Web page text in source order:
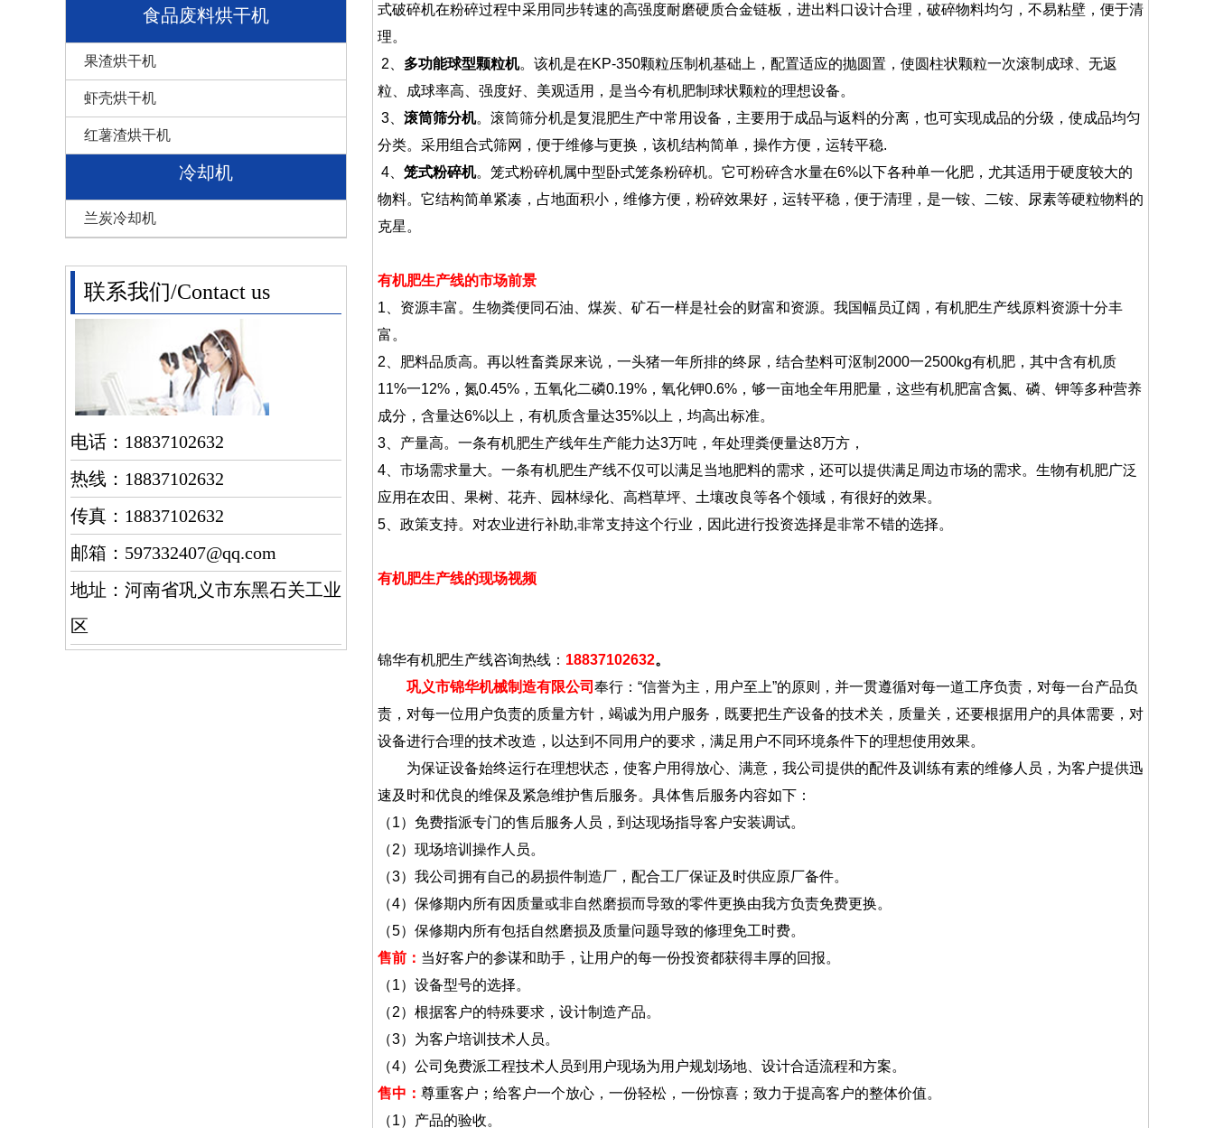
食品废料烘干机
果渣烘干机
虾壳烘干机
红薯渣烘干机
冷却机
兰炭冷却机
联系我们/Contact us
电话：18837102632
热线：18837102632
传真：18837102632
邮箱：597332407@qq.com
地址：河南省巩义市东黑石关工业
区
式破碎机在粉碎过程中采用同步转速的高强度耐磨硬质合金链板，进出料口设计合理，破碎物料均匀，不易粘壁，便于清
理。
2、 多功能球型颗粒机。该机是在KP-350颗粒压制机基础上，配置适应的抛圆置，使圆柱状颗粒一次滚制成球、无返
粒、成球率高、强度好、美观适用，是当今有机肥制球状颗粒的理想设备。
3、 滚筒筛分机。滚筒筛分机是复混肥生产中常用设备，主要用于成品与返料的分离，也可实现成品的分级，使成品均匀
分类。采用组合式筛网，便于维修与更换，该机结构简单，操作方便，运转平稳.
4、 笼式粉碎机。笼式粉碎机属中型卧式笼条粉碎机。它可粉碎含水量在6%以下各种单一化肥，尤其适用于硬度较大的
物料。它结构简单紧凑，占地面积小，维修方便，粉碎效果好，运转平稳，便于清理，是一铵、二铵、尿素等硬粒物料的
克星。
有机肥生产线的市场前景
1、资源丰富。生物粪便同石油、煤炭、矿石一样是社会的财富和资源。我国幅员辽阔，有机肥生产线原料资源十分丰
富。
2、肥料品质高。再以牲畜粪尿来说，一头猪一年所排的终尿，结合垫料可沤制2000一2500kg有机肥，其中含有机质
11%一12%，氮0.45%，五氧化二磷0.19%，氧化钾0.6%，够一亩地全年用肥量，这些有机肥富含氮、磷、钾等多种营养
成分，含量达6%以上，有机质含量达35%以上，均高出标准。
3、产量高。一条有机肥生产线年生产能力达3万吨，年处理粪便量达8万方，
4、市场需求量大。一条有机肥生产线不仅可以满足当地肥料的需求，还可以提供满足周边市场的需求。生物有机肥广泛
应用在农田、果树、花卉、园林绿化、高档草坪、土壤改良等各个领域，有很好的效果。
5、政策支持。对农业进行补助,非常支持这个行业，因此进行投资选择是非常不错的选择。
有机肥生产线的现场视频
锦华有机肥生产线咨询热线： 18837102632。
巩义市锦华机械制造有限公司 奉行：“信誉为主，用户至上”的原则，并一贯遵循对每一道工序负责，对每一台产品负
责，对每一位用户负责的质量方针，竭诚为用户服务，既要把生产设备的技术关，质量关，还要根据用户的具体需要，对
设备进行合理的技术改造，以达到不同用户的要求，满足用户不同环境条件下的理想使用效果。
为保证设备始终运行在理想状态，使客户用得放心、满意，我公司提供的配件及训练有素的维修人员，为客户提供迅
速及时和优良的维保及紧急维护售后服务。具体售后服务内容如下：
（1）免费指派专门的售后服务人员，到达现场指导客户安装调试。
（2）现场培训操作人员。
（3）我公司拥有自己的易损件制造厂，配合工厂保证及时供应原厂备件。
（4）保修期内所有因质量或非自然磨损而导致的零件更换由我方负责免费更换。
（5）保修期内所有包括自然磨损及质量问题导致的修理免工时费。
售前： 当好客户的参谋和助手，让用户的每一份投资都获得丰厚的回报。
（1）设备型号的选择。
（2）根据客户的特殊要求，设计制造产品。
（3）为客户培训技术人员。
（4）公司免费派工程技术人员到用户现场为用户规划场地、设计合适流程和方案。
售中： 尊重客户；给客户一个放心，一份轻松，一份惊喜；致力于提高客户的整体价值。
（1）产品的验收。